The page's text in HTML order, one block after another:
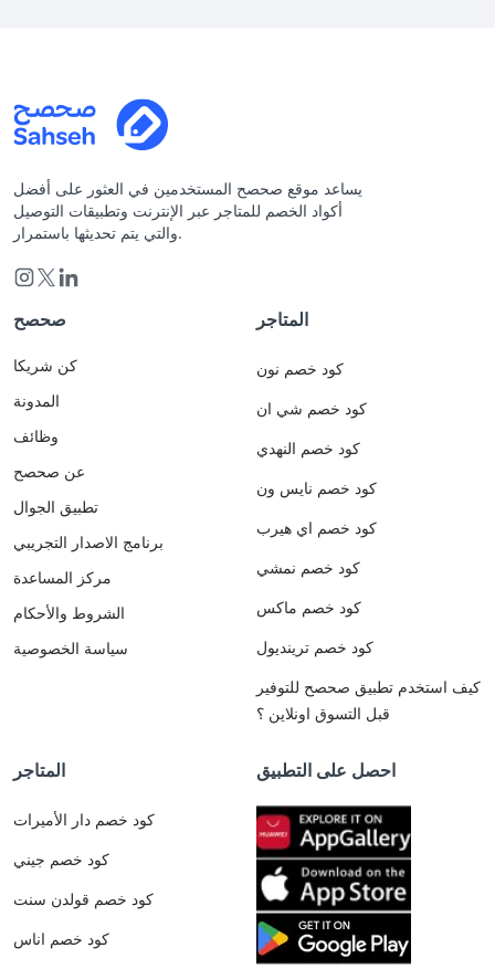
يساعد موقع صحصح المستخدمين في العثور على أفضل
أكواد الخصم للمتاجر عبر الإنترنت وتطبيقات التوصيل
والتي يتم تحديثها باستمرار.
صحصح
كن شريكا
المدونة
وظائف
عن صحصح
تطبيق الجوال
برنامج الاصدار التجريبي
مركز المساعدة
الشروط والأحكام
سياسة الخصوصية
المتاجر
كود خصم نون
كود خصم شي ان
كود خصم النهدي
كود خصم نايس ون
كود خصم اي هيرب
كود خصم نمشي
كود خصم ماكس
كود خصم ترينديول
كيف استخدم تطبيق صحصح للتوفير
قبل التسوق اونلاين ؟
المتاجر
كود خصم دار الأميرات
كود خصم جيني
كود خصم قولدن سنت
كود خصم اناس
احصل على التطبيق